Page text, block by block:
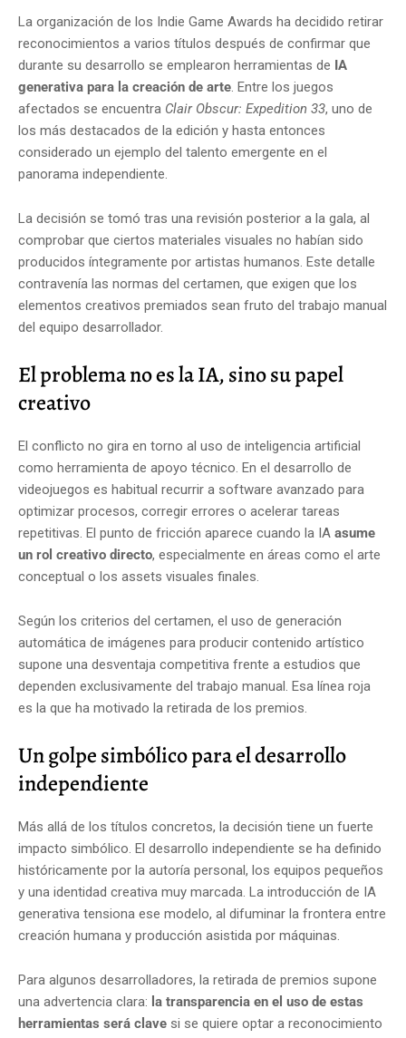
La organización de los Indie Game Awards ha decidido retirar
reconocimientos a varios títulos después de confirmar que
durante su desarrollo se emplearon herramientas de IA
generativa para la creación de arte . Entre los juegos
afectados se encuentra Clair Obscur: Expedition 33, uno de
los más destacados de la edición y hasta entonces
considerado un ejemplo del talento emergente en el
panorama independiente.
La decisión se tomó tras una revisión posterior a la gala, al
comprobar que ciertos materiales visuales no habían sido
producidos íntegramente por artistas humanos. Este detalle
contravenía las normas del certamen, que exigen que los
elementos creativos premiados sean fruto del trabajo manual
del equipo desarrollador.
El problema no es la IA, sino su papel
creativo
El conflicto no gira en torno al uso de inteligencia artificial
como herramienta de apoyo técnico. En el desarrollo de
videojuegos es habitual recurrir a software avanzado para
optimizar procesos, corregir errores o acelerar tareas
repetitivas. El punto de fricción aparece cuando la IA asume
un rol creativo directo, especialmente en áreas como el arte
conceptual o los assets visuales finales.
Según los criterios del certamen, el uso de generación
automática de imágenes para producir contenido artístico
supone una desventaja competitiva frente a estudios que
dependen exclusivamente del trabajo manual. Esa línea roja
es la que ha motivado la retirada de los premios.
Un golpe simbólico para el desarrollo
independiente
Más allá de los títulos concretos, la decisión tiene un fuerte
impacto simbólico. El desarrollo independiente se ha definido
históricamente por la autoría personal, los equipos pequeños
y una identidad creativa muy marcada. La introducción de IA
generativa tensiona ese modelo, al difuminar la frontera entre
creación humana y producción asistida por máquinas.
Para algunos desarrolladores, la retirada de premios supone
una advertencia clara: la transparencia en el uso de estas
herramientas será clave si se quiere optar a reconocimiento